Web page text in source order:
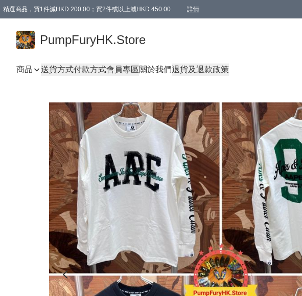
精選商品，買1件減HKD 200.00；買2件或以上減HKD 450.00 詳情
PumpFuryHK.Store
商品 送貨方式付款方式會員專區關於我們退貨及退款政策